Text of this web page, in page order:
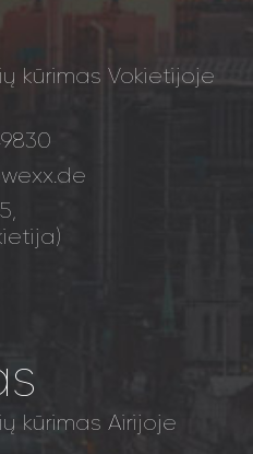
kūrimas Vokietijoje
kūrimas Airijoje